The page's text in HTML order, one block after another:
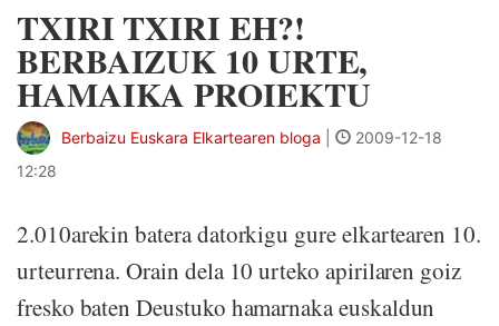
TXIRI TXIRI EH?!
BERBAIZUK 10 URTE,
HAMAIKA PROIEKTU
Berbaizu Euskara Elkartearen bloga
2009-12-18
12:28
2.010arekin batera datorkigu gure elkartearen 10.
urteurrena. Orain dela 10 urteko apirilaren goiz
fresko baten Deustuko hamarnaka euskaldun